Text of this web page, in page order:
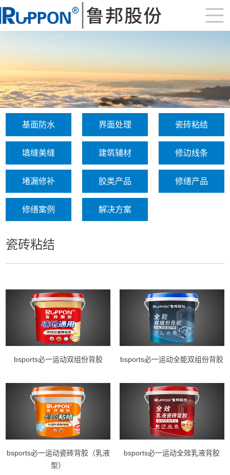
基面防水 界面处理 瓷砖粘结
填缝美缝 建筑辅材 修边线条
堵漏修补 胶类产品 修缮产品
修缮案例 解决方案
瓷砖粘结
bsports必一运动双组份背胶 bsports必一运动全能双组份背胶
bsports必一运动瓷砖背胶（乳液
型）
bsports必一运动全效乳液背胶